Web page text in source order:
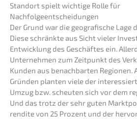
Stand­ort spielt wichti­ge Rolle für
Nachfolgeentscheidungen
Der Grund war die geogra­fi­sche Lage
Diese schränk­te aus Sicht vieler
Entwick­lung des Geschäf­tes ein.
Unter­neh­men zum Zeitpunkt des
Kunden aus benach­bar­ten Regio­nen.
Gründen planten viele der
Umzug bzw. scheu­ten sich vor dem
Und das trotz der sehr guten
ren­di­te von 25 Prozent und der